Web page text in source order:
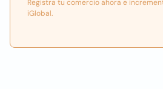
Registra tu comercio ahora e
iGlobal.